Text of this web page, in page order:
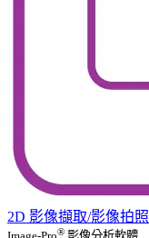
2D 影像擷取/影像拍照
®